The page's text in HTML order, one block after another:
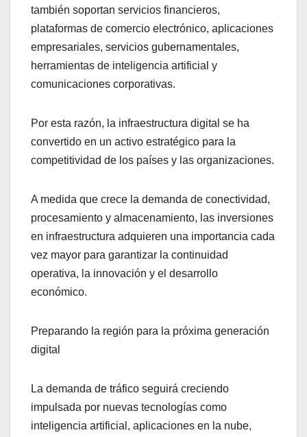
también soportan servicios financieros,
plataformas de comercio electrónico, aplicaciones
empresariales, servicios gubernamentales,
herramientas de inteligencia artificial y
comunicaciones corporativas.
Por esta razón, la infraestructura digital se ha
convertido en un activo estratégico para la
competitividad de los países y las organizaciones.
A medida que crece la demanda de conectividad,
procesamiento y almacenamiento, las inversiones
en infraestructura adquieren una importancia cada
vez mayor para garantizar la continuidad
operativa, la innovación y el desarrollo
económico.
Preparando la región para la próxima generación
digital
La demanda de tráfico seguirá creciendo
impulsada por nuevas tecnologías como
inteligencia artificial, aplicaciones en la nube,